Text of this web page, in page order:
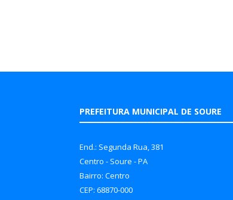
PREFEITURA MUNICIPAL DE SOURE
End.: Segunda Rua, 381
Centro - Soure - PA
Bairro: Centro
CEP: 68870-000